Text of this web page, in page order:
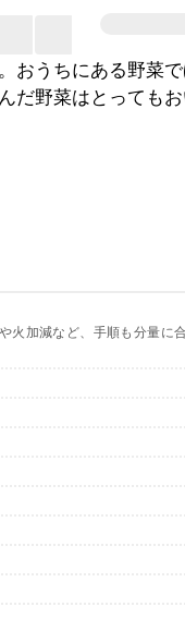
おうちにある野菜
だ野菜はとっても
加減など、手順も分量に